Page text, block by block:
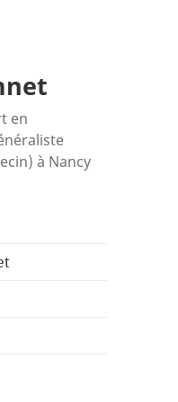
en
à Nancy